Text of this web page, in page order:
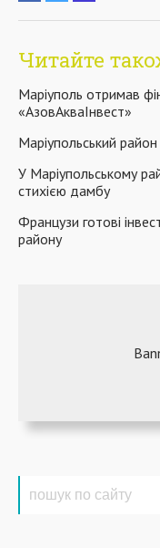
Читайте
Маріуполь отримав
«АзовАкваІнвест»
Маріупольський
У Маріупольському
стихією дамбу
Французи готові
району